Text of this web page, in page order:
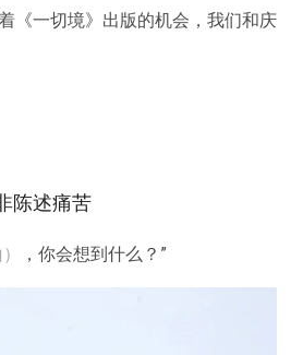
《一切境》出版的机会，我们和庆
陈述痛苦
，你会想到什么？”